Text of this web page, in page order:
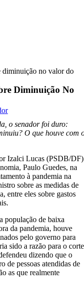
diminuição no valor do
Diminuição No
o senador foi duro:
O que houve com
Izalci Lucas (PSDB/DF)
Paulo Guedes, na
à pandemia na
sobre as medidas de
entre eles sobre gastos
população de baixa
da pandemia, houve
pelo governo para
sido a razão para o corte
dizendo que o
de pessoas atendidas de
as que realmente